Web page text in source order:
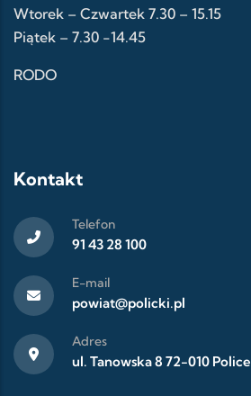
Wtorek – Czwartek 7.30 – 15.15
Piątek – 7.30 -14.45
RODO
Kontakt
Telefon
91 43 28 100
E-mail
powiat@policki.pl
Adres
ul. Tanowska 8 72-010 Police